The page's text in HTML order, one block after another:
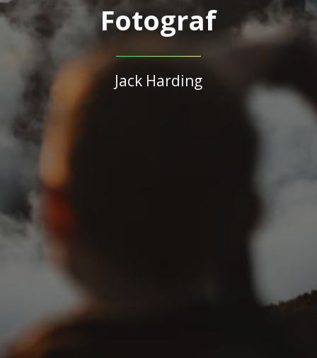
Fotograf
Jack Harding